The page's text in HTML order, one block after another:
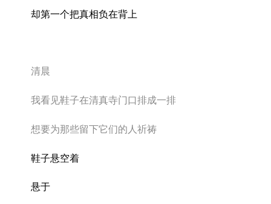
却第一个把真相负在背上
清晨
我看见鞋子在清真寺门口排成一排
想要为那些留下它们的人祈祷
鞋子悬空着
悬于